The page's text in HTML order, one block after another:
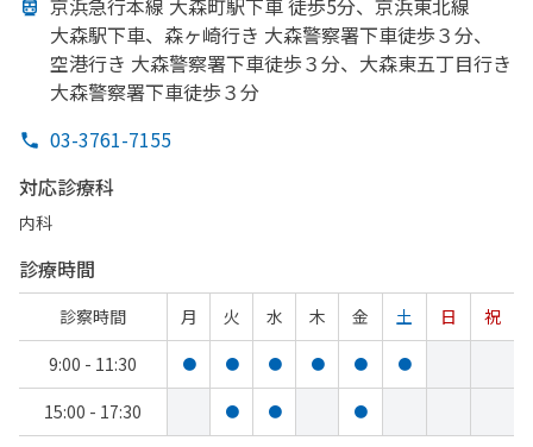
京浜急行本線 大森町駅下車 徒歩5分、 京浜東北線
大森駅下車、 森ヶ崎行き 大森警察署下車徒歩３分、
空港行き 大森警察署下車徒歩３分、 大森東五丁目行き
大森警察署下車徒歩３分
03-3761-7155
対応診療科
内科
診療時間
診察時間 月 火 水 木 金 土 日
祝
9:00 - 11:30
● ● ● ● ● ●
15:00 - 17:30 ● ● ●